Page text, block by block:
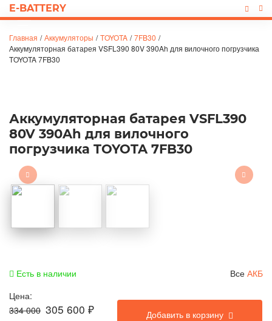
E-BATTERY
Главная / Аккумуляторы / TOYOTA / 7FB30 /
Аккумуляторная батарея VSFL390 80V 390Ah для вилочного погрузчика
TOYOTA 7FB30
Аккумуляторная батарея VSFL390
80V 390Ah для вилочного
погрузчика TOYOTA 7FB30
Есть в наличии Все АКБ
Цена:
334 000 305 600 ₽ Добавить в корзину